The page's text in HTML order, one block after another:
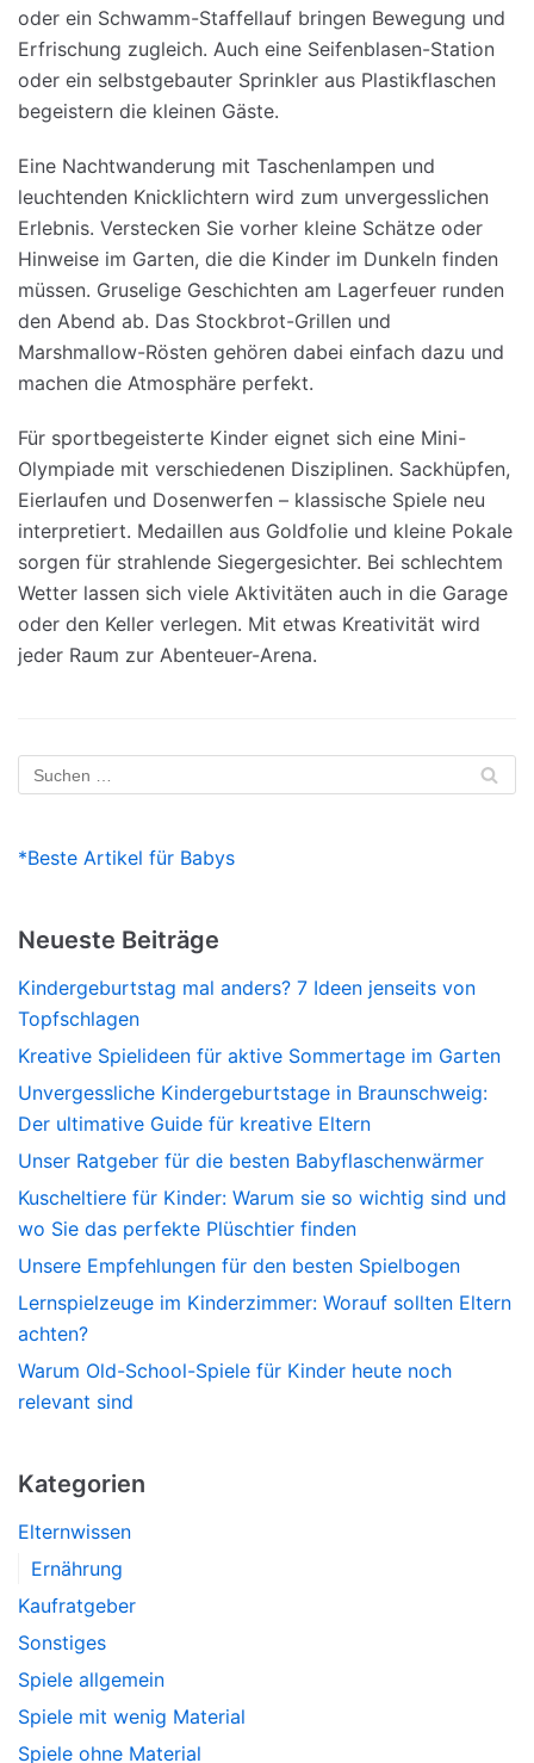
oder ein Schwamm-Staffellauf bringen Bewegung und
Erfrischung zugleich. Auch eine Seifenblasen-Station
oder ein selbstgebauter Sprinkler aus Plastikflaschen
begeistern die kleinen Gäste.
Eine Nachtwanderung mit Taschenlampen und
leuchtenden Knicklichtern wird zum unvergesslichen
Erlebnis. Verstecken Sie vorher kleine Schätze oder
Hinweise im Garten, die die Kinder im Dunkeln finden
müssen. Gruselige Geschichten am Lagerfeuer runden
den Abend ab. Das Stockbrot-Grillen und
Marshmallow-Rösten gehören dabei einfach dazu und
machen die Atmosphäre perfekt.
Für sportbegeisterte Kinder eignet sich eine Mini-
Olympiade mit verschiedenen Disziplinen. Sackhüpfen,
Eierlaufen und Dosenwerfen – klassische Spiele neu
interpretiert. Medaillen aus Goldfolie und kleine Pokale
sorgen für strahlende Siegergesichter. Bei schlechtem
Wetter lassen sich viele Aktivitäten auch in die Garage
oder den Keller verlegen. Mit etwas Kreativität wird
jeder Raum zur Abenteuer-Arena.
*Beste Artikel für Babys
Neueste Beiträge
Kindergeburtstag mal anders? 7 Ideen jenseits von
Topfschlagen
Kreative Spielideen für aktive Sommertage im Garten
Unvergessliche Kindergeburtstage in Braunschweig:
Der ultimative Guide für kreative Eltern
Unser Ratgeber für die besten Babyflaschenwärmer
Kuscheltiere für Kinder: Warum sie so wichtig sind und
wo Sie das perfekte Plüschtier finden
Unsere Empfehlungen für den besten Spielbogen
Lernspielzeuge im Kinderzimmer: Worauf sollten Eltern
achten?
Warum Old-School-Spiele für Kinder heute noch
relevant sind
Kategorien
Elternwissen
Ernährung
Kaufratgeber
Sonstiges
Spiele allgemein
Spiele mit wenig Material
Spiele ohne Material